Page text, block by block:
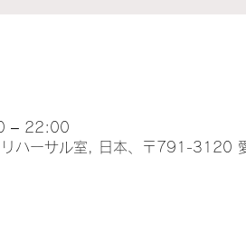
– 22:00
ハーサル室, 日本、〒791-3120